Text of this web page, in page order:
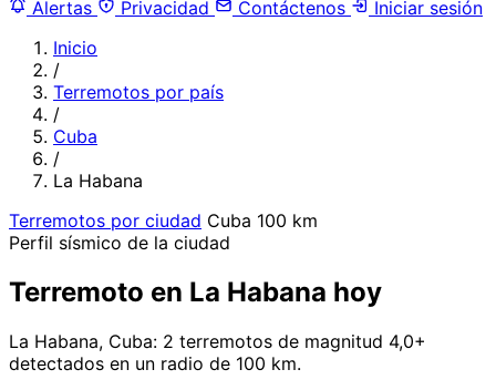
Alertas
Privacidad Contáctenos
Iniciar sesión
Inicio
/
Terremotos por país
/
Cuba
/
La Habana
Terremotos por ciudad Cuba 100 km
Perfil sísmico de la ciudad
Terremoto en La Habana hoy
La Habana, Cuba: 2 terremotos de magnitud 4,0+
detectados en un radio de 100 km.